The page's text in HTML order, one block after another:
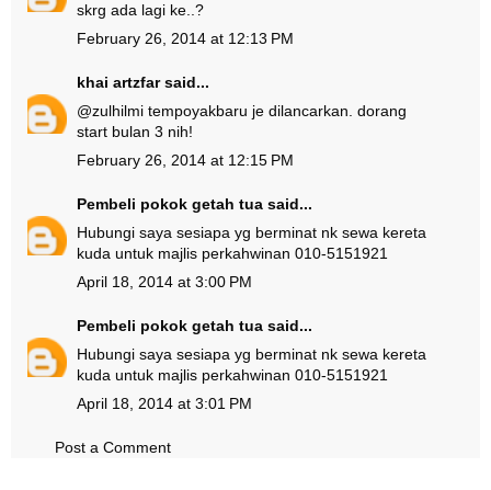
skrg ada lagi ke..?
February 26, 2014 at 12:13 PM
khai artzfarsaid...
@zulhilmi tempoyakbaru je dilancarkan. dorang
start bulan 3 nih!
February 26, 2014 at 12:15 PM
Pembeli pokok getah tua said...
Hubungi saya sesiapa yg berminat nk sewa kereta
kuda untuk majlis perkahwinan 010-5151921
April 18, 2014 at 3:00 PM
Pembeli pokok getah tua said...
Hubungi saya sesiapa yg berminat nk sewa kereta
kuda untuk majlis perkahwinan 010-5151921
April 18, 2014 at 3:01 PM
Post a Comment